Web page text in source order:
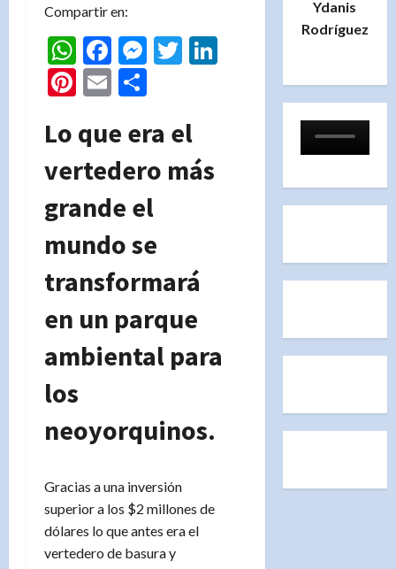
Compartir en:
WhatsApp
Facebook
Messenger
Twitter
Pinterest
Email
Lo que era el
vertedero más
grande el
mundo se
transformará
en un parque
ambiental para
los
neoyorquinos.
Gracias a una inversión
superior a los $2 millones de
dólares lo que antes era el
vertedero de basura y
Ydanis
Rodríguez